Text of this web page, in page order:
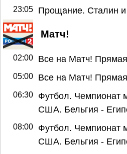
23:05 Прощание. Сталин
Матч!
02:00 Все на Матч!
05:00 Все на Матч!
06:30
Футбол. Чемпионат
США. Бельгия -
08:00
Футбол. Чемпионат
США. Бельгия -